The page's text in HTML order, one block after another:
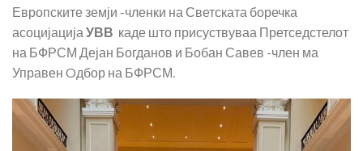
Европските земји -членки на Светската боречка
асоцијација УВВ каде што присуствуваа Претседстелот
на БФРСМ Дејан Богданов и Бобан Савев -член ма
Управен Oдбор на БФРСМ.